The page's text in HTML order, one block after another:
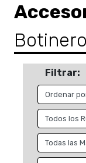
Botinero
Filtrar: